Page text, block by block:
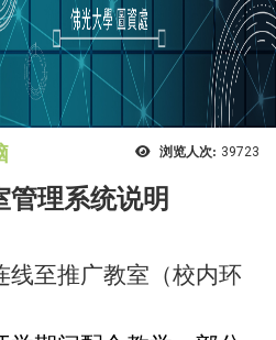
浏览人次: 39723
理系统说明
线至推广教室（校内环